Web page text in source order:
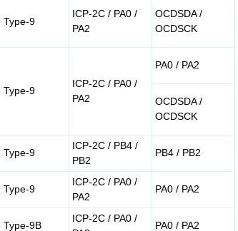
Type-9
ICP-2C / PA0 /
PA2
OCDSDA /
OCDSCK
Type-9
ICP-2C / PA0 /
PA2
PA0 / PA2
OCDSDA /
OCDSCK
Type-9
ICP-2C / PB4 /
PB2
PB4 / PB2
Type-9
ICP-2C / PA0 /
PA2
PA0 / PA2
Type-9B
ICP-2C / PA0 /
PA0 / PA2